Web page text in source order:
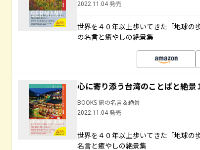
2022.11.04 発売
世界を４０年以上歩いてきた「地球の
の名言と癒やしの絶景集
心に寄り添う台湾のことばと絶景
BOOKS 旅の名言＆絶景
2022.11.04 発売
世界を４０年以上歩いてきた「地球の
名言と癒やしの絶景集